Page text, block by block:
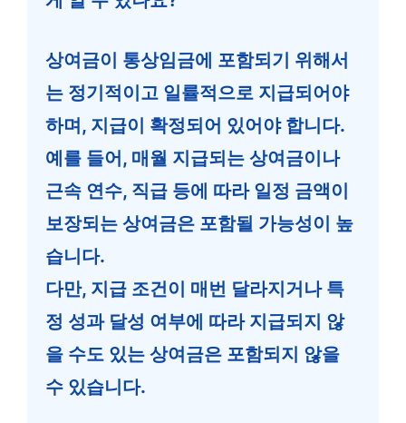
상여금이 통상임금에 포함되기 위해서
는 정기적이고 일률적으로 지급되어야
하며, 지급이 확정되어 있어야 합니다.
예를 들어, 매월 지급되는 상여금이나
근속 연수, 직급 등에 따라 일정 금액이
보장되는 상여금은 포함될 가능성이 높
습니다.
다만, 지급 조건이 매번 달라지거나 특
정 성과 달성 여부에 따라 지급되지 않
을 수도 있는 상여금은 포함되지 않을
수 있습니다.